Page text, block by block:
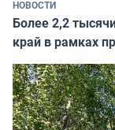
НОВОСТИ
Более 2,2
край в рамках